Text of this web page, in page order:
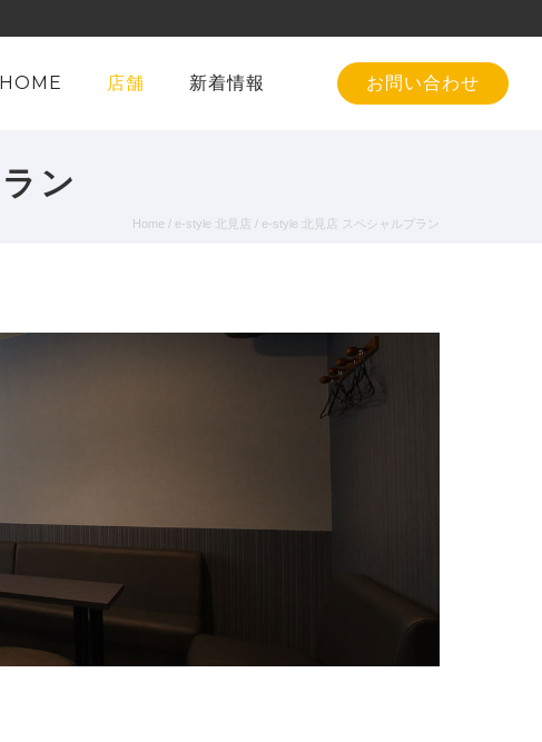
お問い合わせ
HOME 店舗 新着情報
ン
Home / e-style 北見店 / e-style 北見店 スペシャルプラン